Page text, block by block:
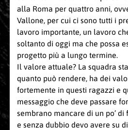
alla Roma per quattro anni,
Vallone, per cui ci sono tutti i
lavoro importante, un lavoro
soltanto di oggi ma che possa
progetto più a lungo termine.
Il valore attuale? La squadra
quanto può rendere, ha dei
fortemente in questi ragazzi e
messaggio che deve passare
sembrano mancare di un po’ di
e senza dubbio devo avere su